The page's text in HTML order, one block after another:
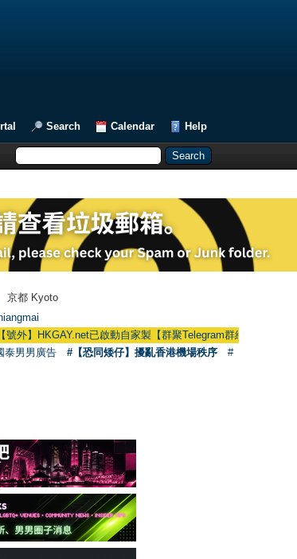
Search Calendar Help
京都 Kyoto
】HKGAY.net已啟動自家製【群聚Telegram群組】 HKGAY.net
泰男男廣告 #【恐同矮仔】擾亂香港機場秩序
#